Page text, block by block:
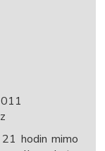
hodin mimo